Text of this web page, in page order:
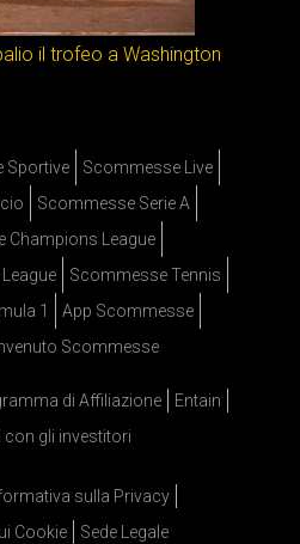
il trofeo a Washington
Sportive
Scommesse Live
Scommesse Serie A
Champions League
Scommesse Tennis
1
App Scommesse
Scommesse
di Affiliazione
Entain
con gli investitori
sulla Privacy
Cookie
Sede Legale